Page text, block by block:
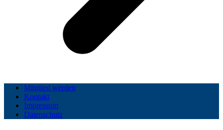
Mitglied werden
Kontakt
Impressum
Datenschutz